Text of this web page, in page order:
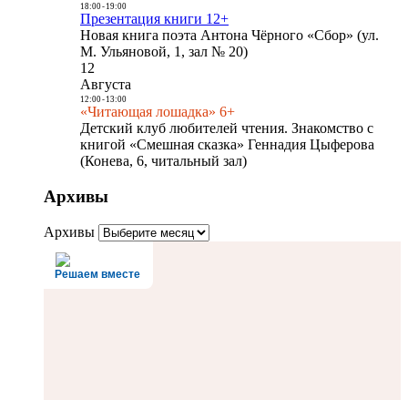
18:00- 19:00
Презентация книги 12+
Новая книга поэта Антона Чёрного «Сбор» (ул.
М. Ульяновой, 1, зал № 20)
12
Августа
12:00- 13:00
«Читающая лошадка» 6+
Детский клуб любителей чтения. Знакомство с
книгой «Смешная сказка» Геннадия Цыферова
(Конева, 6, читальный зал)
Архивы
Архивы
Решаем вместе